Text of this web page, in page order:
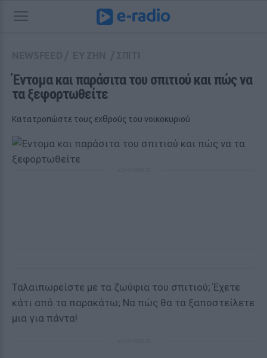
Έντομα και παράσιτα του σπιτιού και πώς να
τα ξεφορτωθείτε
Κατατροπώστε τους εχθρούς του νοικοκυριού
Ταλαιπωρείστε με τα ζωύφια του σπιτιού; Έχετε
κάτι από τα παρακάτω; Να πώς θα τα ξαποστείλετε
μια για πάντα!